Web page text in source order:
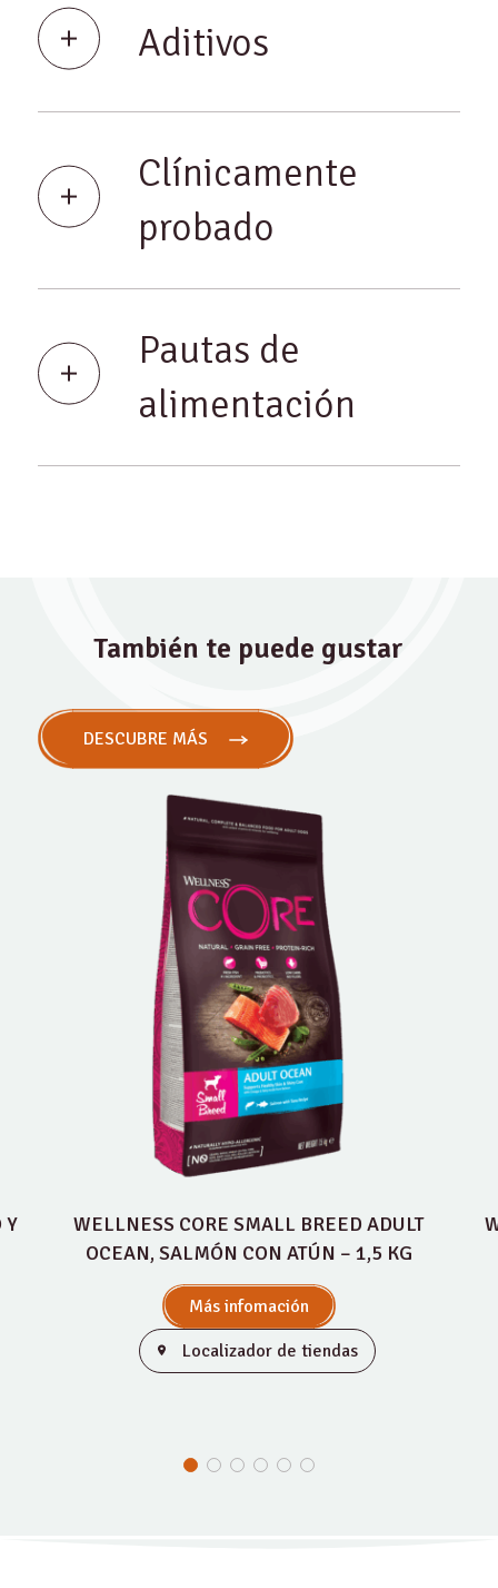
Aditivos
Clínicamente
probado
Pautas de
alimentación
También te puede gustar
DESCUBRE MÁS
Y
WELLNESS CORE SMALL BREED ADULT
OCEAN, SALMÓN CON ATÚN – 1,5 KG
Más infomación
Localizador de tiendas